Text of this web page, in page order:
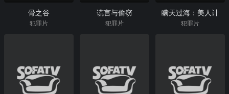
骨之谷
犯罪片
谎言与偷窃
犯罪片
瞒天过海：美人计
犯罪片